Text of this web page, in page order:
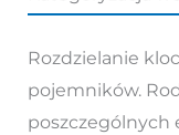
Rozdzielanie
pojemników.
poszczególnych